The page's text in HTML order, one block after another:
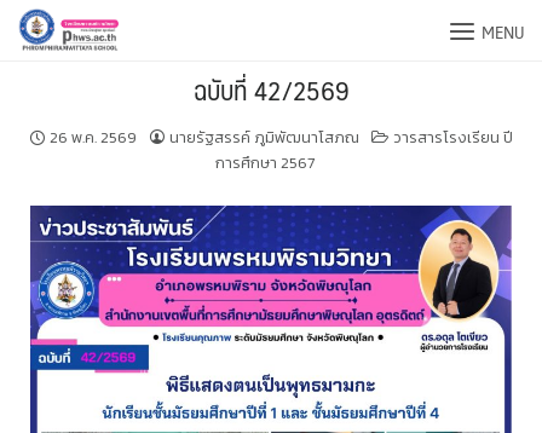
MENU
ฉบับที่ 42/2569
26 พ.ค. 2569 นายรัฐสรรค์ ภูมิพัฒนาโสภณ
วารสารโรงเรียน ปี
การศึกษา 2567